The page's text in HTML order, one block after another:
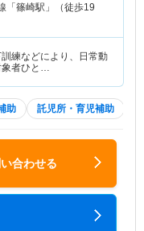
「篠崎駅」（徒歩19
練などにより、日常動
者ひと…
助 託児所・育児補助
合わせる